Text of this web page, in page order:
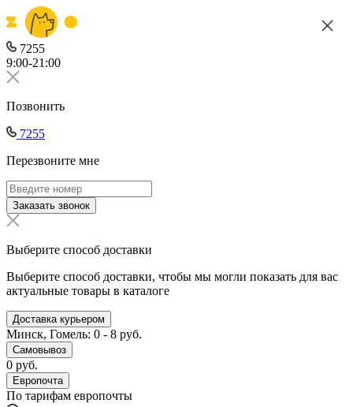
7255
9:00-21:00
Позвонить
7255
Перезвоните мне
Заказать звонок
Выберите способ доставки
Выберите способ доставки, чтобы мы могли показать для вас
актуальные товары в каталоге
Доставка курьером
Минск, Гомель: 0 - 8 руб.
Самовывоз
0 руб.
Европочта
По тарифам европочты